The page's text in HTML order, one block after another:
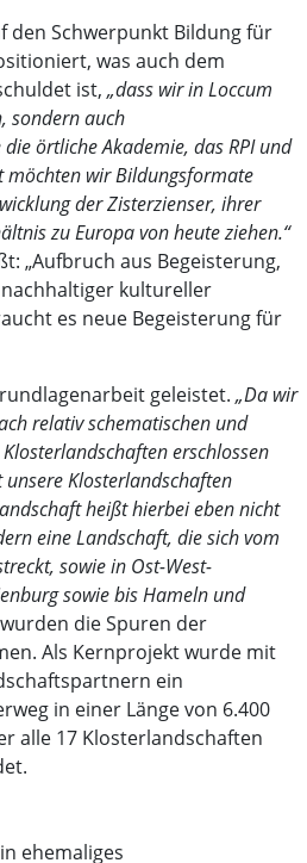
den Schwerpunkt Bildung für
was auch dem
ist, „dass wir in Loccum
sondern auch
örtliche Akademie, das RPI und
möchten wir Bildungsformate
der Zisterzienser, ihrer
zu Europa von heute ziehen.“
„Aufbruch aus Begeisterung,
kultureller
es neue Begeisterung für
geleistet. „Da wir
relativ schematischen und
erschlossen
Klosterlandschaften
heißt hierbei eben nicht
eine Landschaft, die sich vom
sowie in Ost-West-
sowie bis Hameln und
die Spuren der
Als Kernprojekt wurde mit
ein
in einer Länge von 6.400
alle 17 Klosterlandschaften
ehemaliges